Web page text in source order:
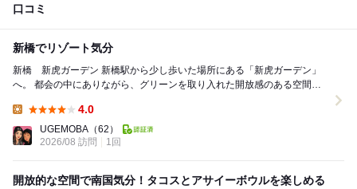
口コミ
新橋でリゾート気分
新橋 新虎ガーデン 新橋駅から少し歩いた場所にある「新虎ガーデン」
へ。 都会の中にありながら、グリーンを取り入れた開放感のある空間
4.0
UGEMOBA （62）
2026/08 訪問
1回
開放的な空間で南国気分！タコスとアサイーボウルを楽しめる